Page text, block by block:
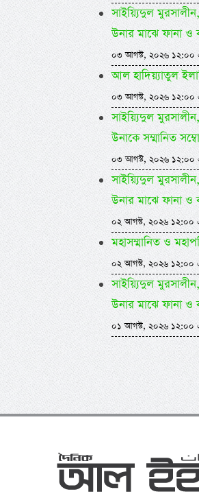
সাইয়্যিদুল
উনার মাঝে ফানা ও
০৩ আগস্ট, ২০২৬ ১২:০০
আল হাদিয়্যাতুল
০৩ আগস্ট, ২০২৬ ১২:০০
সাইয়্যিদুল
উনাকে সম্মানিত
০৩ আগস্ট, ২০২৬ ১২:০০
সাইয়্যিদুল
উনার মাঝে ফানা ও
০২ আগস্ট, ২০২৬ ১২:০০
মহাসম্মানিত ও
০২ আগস্ট, ২০২৬ ১২:০০
সাইয়্যিদুল
উনার মাঝে ফানা ও
০১ আগস্ট, ২০২৬ ১২:০০